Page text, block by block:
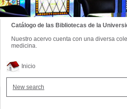
Inicio
New search
Catálogo de las Bibliotecas de la
Nuestro acervo cuenta con una diversa
medicina.